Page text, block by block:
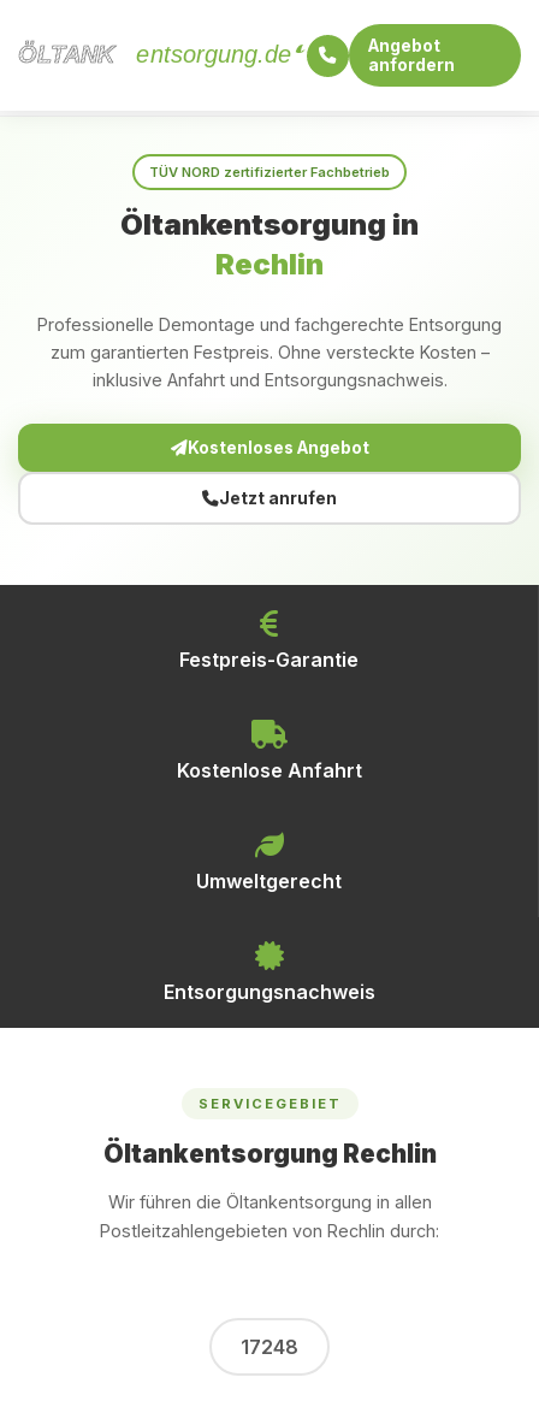
ÖLTANK
ÖLTANK entsorgung.de
Angebot
anfordern
TÜV NORD zertifizierter Fachbetrieb
Öltankentsorgung in
Rechlin
Professionelle Demontage und fachgerechte Entsorgung
zum garantierten Festpreis. Ohne versteckte Kosten –
inklusive Anfahrt und Entsorgungsnachweis.
Kostenloses Angebot
Jetzt anrufen
Festpreis-Garantie
Kostenlose Anfahrt
Umweltgerecht
Entsorgungsnachweis
SERVICEGEBIET
Öltankentsorgung Rechlin
Wir führen die Öltankentsorgung in allen
Postleitzahlengebieten von Rechlin durch:
17248